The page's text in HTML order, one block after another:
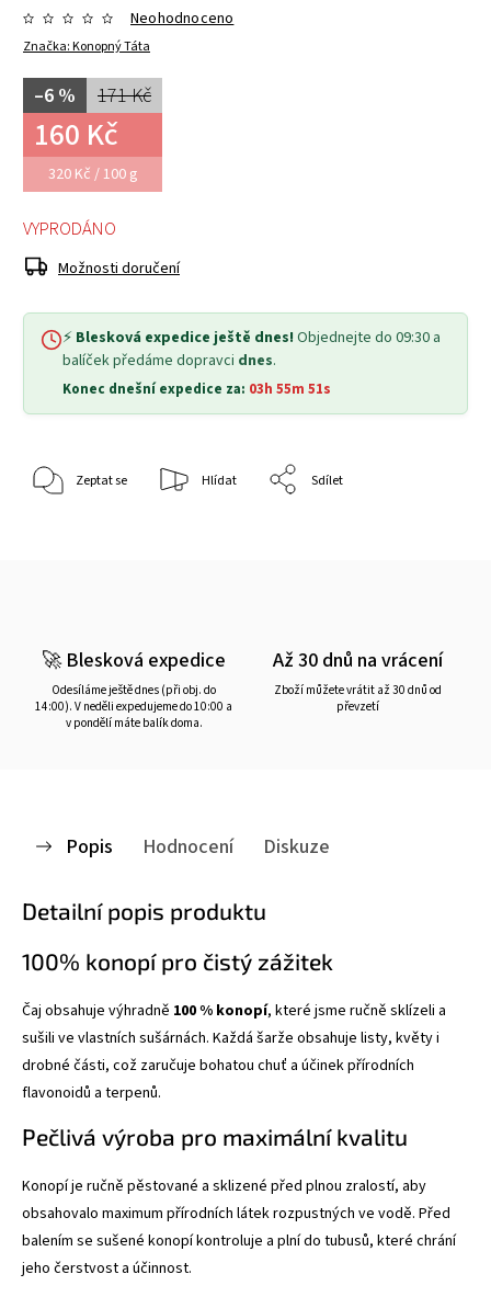
Značka:Konopný Táta
Neohodnoceno
171 Kč
–6 %
320 Kč / 100 g
160 Kč
⚡ Blesková expedice ještě dnes! Objednejte do 09:30 a
balíček předáme dopravci dnes.
Konec dnešní expedice za: 03h 55m 50s
VYPRODÁNO
Možnosti doručení
Zeptat se Hlídat Sdílet
🚀 Blesková expedice
Odesíláme ještě dnes (při obj. do
14:00). V neděli expedujeme do 10:00 a
v pondělí máte balík doma.
Až 30 dnů na vrácení
Zboží můžete vrátit až 30 dnů od
převzetí
Popis Hodnocení Diskuze
Detailní popis produktu
100% konopí pro čistý zážitek
Čaj obsahuje výhradně 100 % konopí, které jsme ručně sklízeli a
sušili ve vlastních sušárnách. Každá šarže obsahuje listy, květy i
drobné části, což zaručuje bohatou chuť a účinek přírodních
flavonoidů a terpenů.
Pečlivá výroba pro maximální kvalitu
Konopí je ručně pěstované a sklizené před plnou zralostí, aby
obsahovalo maximum přírodních látek rozpustných ve vodě. Před
balením se sušené konopí kontroluje a plní do tubusů, které chrání
jeho čerstvost a účinnost.